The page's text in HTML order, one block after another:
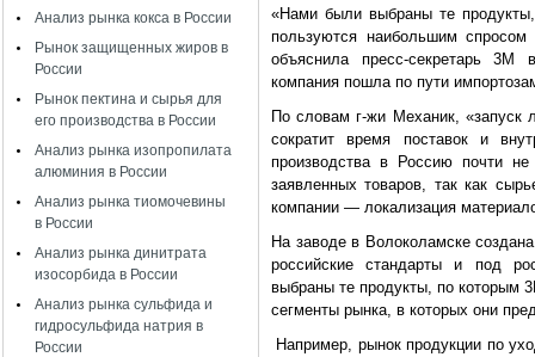
Анализ рынка кокса в России
Рынок защищенных жиров в
России
Рынок пектина и сырья для
его производства в России
Анализ рынка изопропилата
алюминия в России
Анализ рынка тиомочевины
в России
Анализ рынка динитрата
изосорбида в России
Анализ рынка сульфида и
гидросульфида натрия в
России
«Нами были выбраны те
пользуются наибольшим
объяснила пресс-секретарь 3М
компания пошла по пути
По словам г-жи Механик, «запуск
сократит время поставок и
производства в Россию почти
заявленных товаров, так как
компании — локализация
На заводе в Волоколамске
российские стандарты и под
выбраны те продукты, по которым
сегменты рынка, в которых они
Например, рынок продукции по